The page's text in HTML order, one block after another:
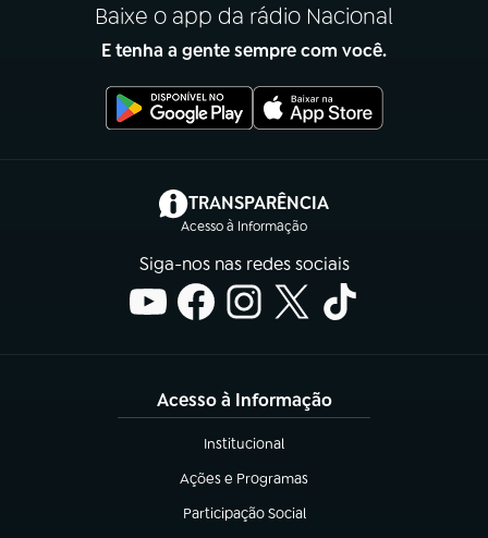
Baixe o app da rádio Nacional
E tenha a gente sempre com você.
TRANSPARÊNCIA
Acesso à Informação
(abre em nova aba)
Siga-nos nas redes sociais
Acesso à Informação
Institucional
(abre em nova aba)
Ações e Programas
(abre em nova aba)
Participação Social
(abre em nova aba)